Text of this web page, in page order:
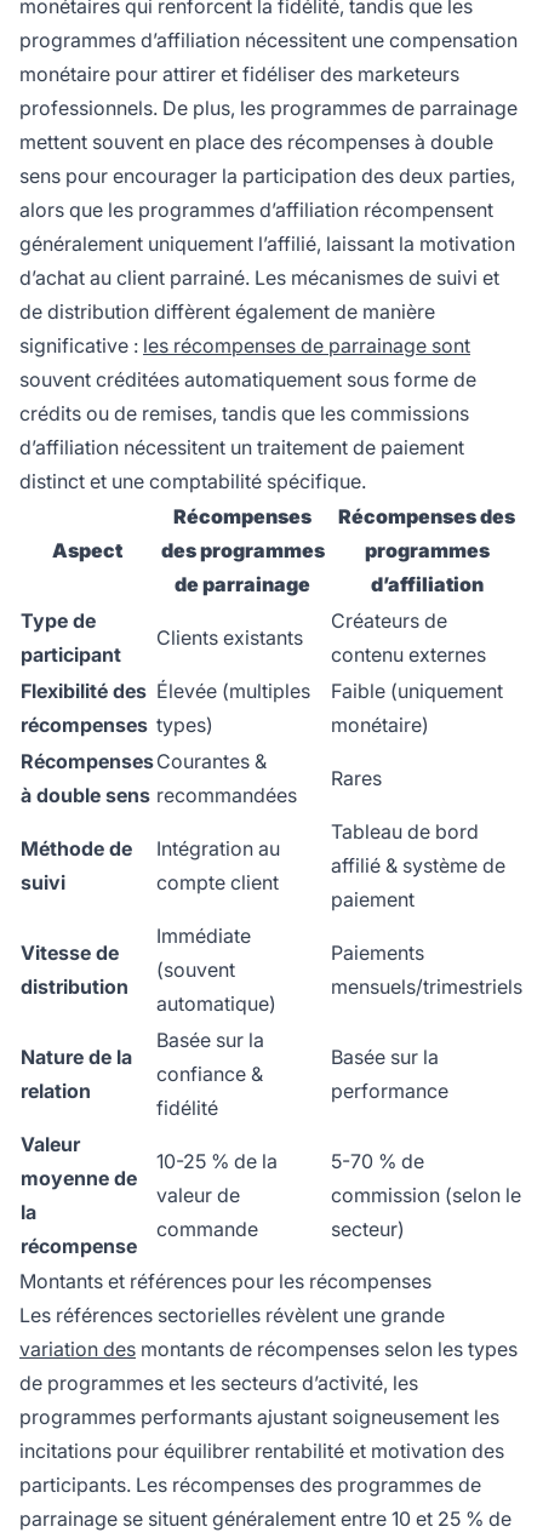
monétaires qui renforcent la fidélité, tandis que les
programmes d’affiliation nécessitent une compensation
monétaire pour attirer et fidéliser des marketeurs
professionnels. De plus, les programmes de parrainage
mettent souvent en place des récompenses à double
sens pour encourager la participation des deux parties,
alors que les programmes d’affiliation récompensent
généralement uniquement l’affilié, laissant la motivation
d’achat au client parrainé. Les mécanismes de suivi et
de distribution diffèrent également de manière
significative : les récompenses de parrainage sont
souvent créditées automatiquement sous forme de
crédits ou de remises, tandis que les commissions
d’affiliation nécessitent un traitement de paiement
distinct et une comptabilité spécifique.
Aspect
Récompenses
des programmes
de parrainage
Récompenses des
programmes
d’affiliation
Type de
participant
Clients existants
Créateurs de
contenu externes
Flexibilité des
récompenses
Élevée (multiples
types)
Faible (uniquement
monétaire)
Récompenses
à double sens
Courantes &
recommandées
Rares
Méthode de
suivi
Intégration au
compte client
Tableau de bord
affilié & système de
paiement
Vitesse de
distribution
Immédiate
(souvent
automatique)
Paiements
mensuels/trimestriels
Nature de la
relation
Basée sur la
confiance &
fidélité
Basée sur la
performance
Valeur
moyenne de
la
récompense
10-25 % de la
valeur de
commande
5-70 % de
commission (selon le
secteur)
Montants et références pour les récompenses
Les références sectorielles révèlent une grande
variation des montants de récompenses selon les types
de programmes et les secteurs d’activité, les
programmes performants ajustant soigneusement les
incitations pour équilibrer rentabilité et motivation des
participants. Les récompenses des programmes de
parrainage se situent généralement entre 10 et 25 % de